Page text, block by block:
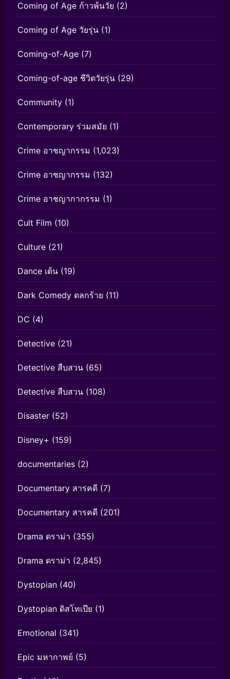
Coming of Age ก้าวพ้นวัย (2)
Coming of Age วัยรุ่น (1)
Coming-of-Age (7)
Coming-of-age ชีวิตวัยรุ่น (29)
Community (1)
Contemporary ร่วมสมัย (1)
Crime อาชญากรรม (1,023)
Crime อาชญากรรม (132)
Crime อาชญากากรรม (1)
Cult Film (10)
Culture (21)
Dance เต้น (19)
Dark Comedy ตลกร้าย (11)
DC (4)
Detective (21)
Detective สืบสวน (65)
Detective สืบสวน (108)
Disaster (52)
Disney+ (159)
documentaries (2)
Documentary สารคดี (7)
Documentary สารคดี (201)
Drama ดราม่า (355)
Drama ดราม่า (2,845)
Dystopian (40)
Dystopian ดิสโทเปีย (1)
Emotional (341)
Epic มหากาพย์ (5)